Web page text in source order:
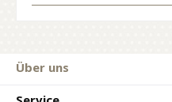
Über uns